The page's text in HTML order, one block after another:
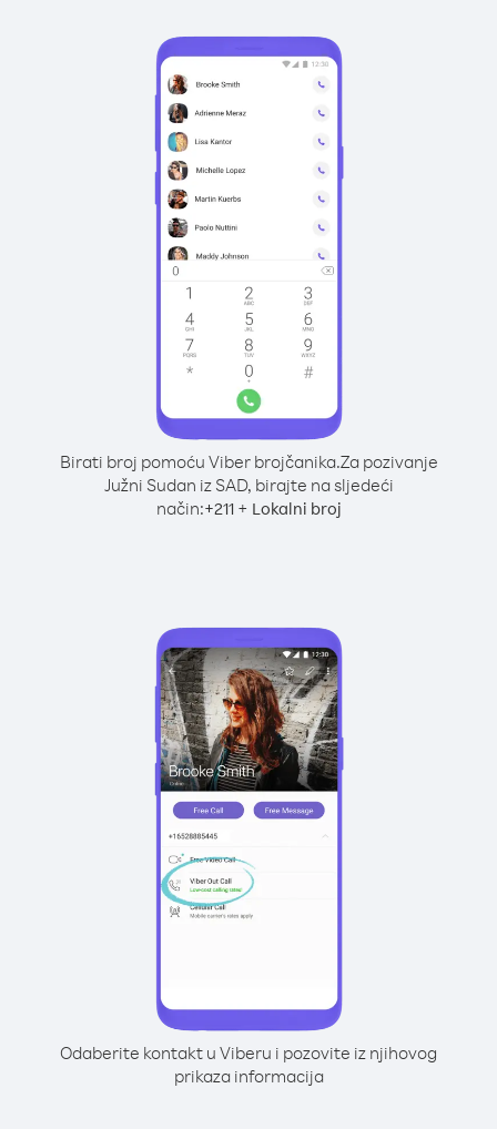
Birati broj pomoću Viber brojčanika.Za pozivanje
Južni Sudan iz SAD, birajte na sljedeći
način:+211+ Lokalni broj
Odaberite kontakt u Viberu i pozovite iz njihovog
prikaza informacija